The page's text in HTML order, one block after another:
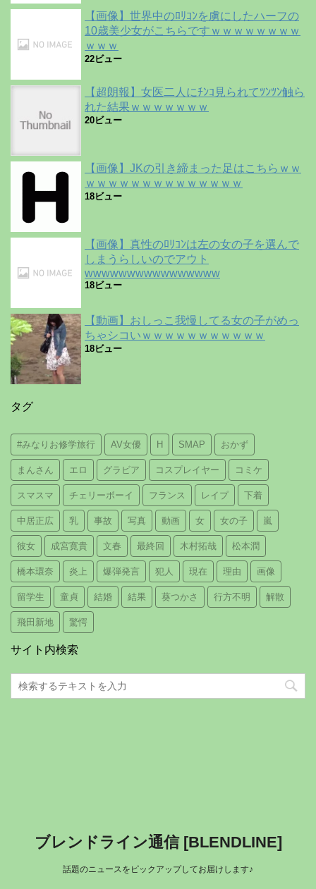
【画像】世界中のﾛﾘｺﾝを虜にしたハーフの
10歳美少女がこちらですｗｗｗｗｗｗｗｗ
ｗｗｗ
22ビュー
【超朗報】女医二人にﾁﾝｺ見られてﾂﾝﾂﾝ触ら
れた結果ｗｗｗｗｗｗｗ
20ビュー
【画像】JKの引き締まった足はこちらｗｗ
ｗｗｗｗｗｗｗｗｗｗｗｗｗｗ
18ビュー
【画像】真性のﾛﾘｺﾝは左の女の子を選んで
しまうらしいのでアウト
wwwwwwwwwwwwwwww
18ビュー
【動画】おしっこ我慢してる女の子がめっ
ちゃシコいｗｗｗｗｗｗｗｗｗｗｗ
18ビュー
タグ
#みなりお修学旅行 AV女優 H SMAP おかず
まんさん エロ グラビア コスプレイヤー コミケ
スマスマ チェリーボーイ フランス レイプ 下着
中居正広 乳 事故 写真 動画 女 女の子 嵐
彼女 成宮寛貴 文春 最終回 木村拓哉 松本潤
橋本環奈 炎上 爆弾発言 犯人 現在 理由 画像
留学生 童貞 結婚 結果 葵つかさ 行方不明 解散
飛田新地 驚愕
サイト内検索
ブレンドライン通信 [BLENDLINE]
話題のニュースをピックアップしてお届けします♪